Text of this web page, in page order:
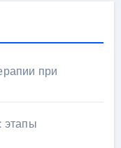
при
этапы